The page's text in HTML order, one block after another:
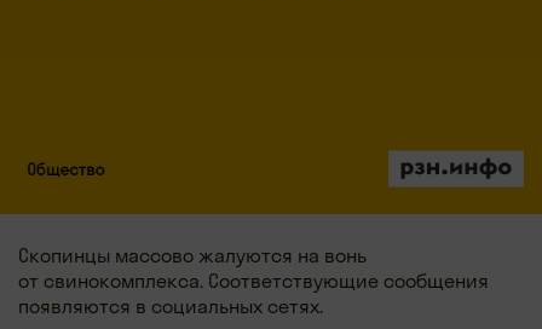
Скопинцы массово жалуются на вонь
от свинокомплекса. Соответствующие сообщения
появляются в социальных сетях.